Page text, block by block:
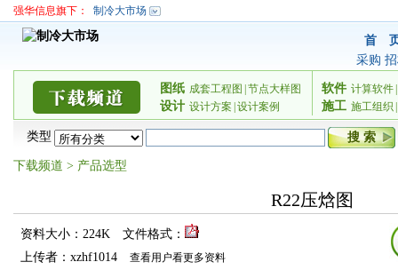
强华信息旗下： 制冷大市场
首
采购
图纸 成套工程图 节点大样图
设计 设计方案 设计案例
软件 计算软件
施工 施工组织
类型
下载频道 > 产品选型
R22压焓图
资料大小：224K
文件格式：
上传者：xzhf1014
查看用户看更多资料